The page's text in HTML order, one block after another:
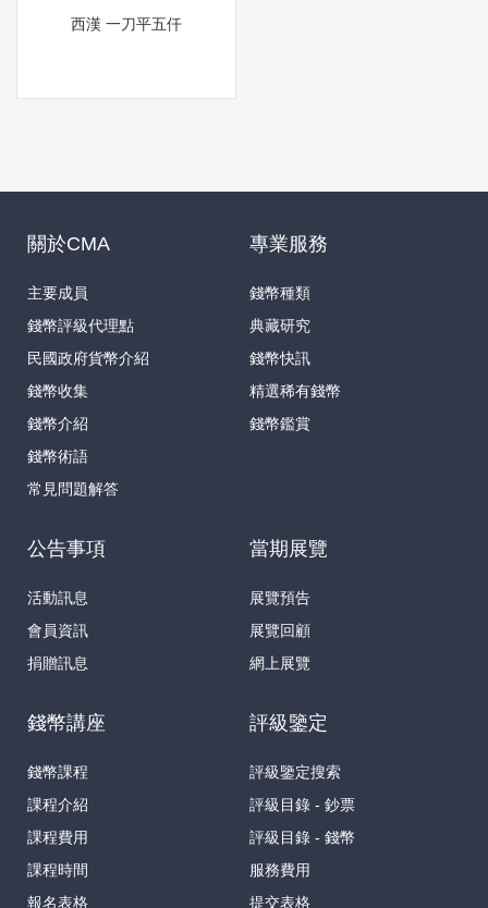
西漢 一刀平五仟
關於CMA
主要成員
錢幣評級代理點
民國政府貨幣介紹
錢幣收集
錢幣介紹
錢幣術語
常見問題解答
專業服務
錢幣種類
典藏研究
錢幣快訊
精選稀有錢幣
錢幣鑑賞
公告事項
活動訊息
會員資訊
捐贈訊息
當期展覽
展覽預告
展覽回顧
網上展覽
錢幣講座
錢幣課程
課程介紹
課程費用
課程時間
報名表格
評級鑒定
評級鑒定搜索
評級目錄 - 鈔票
評級目錄 - 錢幣
服務費用
提交表格